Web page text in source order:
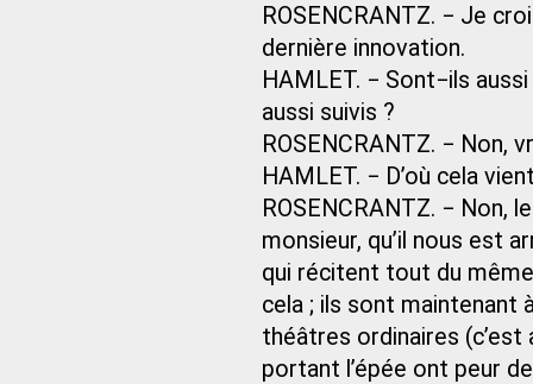
ROSENCRANTZ. − Je
dernière innovation.
HAMLET. − Sont−ils
aussi suivis ?
ROSENCRANTZ. − Non,
HAMLET. − D’où cela
ROSENCRANTZ. − Non,
monsieur, qu’il nous est
qui récitent tout du
cela ; ils sont maintenant
théâtres ordinaires (c’est
portant l’épée ont peur